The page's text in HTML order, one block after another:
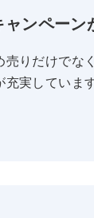
ンペーン
売りだけでな
実しています